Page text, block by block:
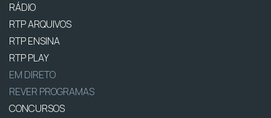
RÁDIO
RTP ARQUIVOS
RTP ENSINA
RTP PLAY
EM DIRETO
REVER PROGRAMAS
CONCURSOS